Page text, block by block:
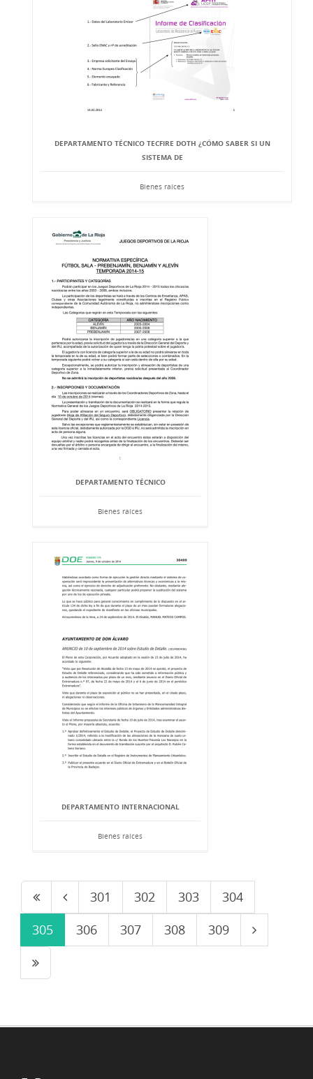
DEPARTAMENTO TÉCNICO TECFIRE DOTH ¿CÓMO SABER SI UN
SISTEMA DE
Bienes raíces
DEPARTAMENTO TÉCNICO
Bienes raíces
DEPARTAMENTO INTERNACIONAL
Bienes raíces
301 302 303
304
305
306 307 308 309